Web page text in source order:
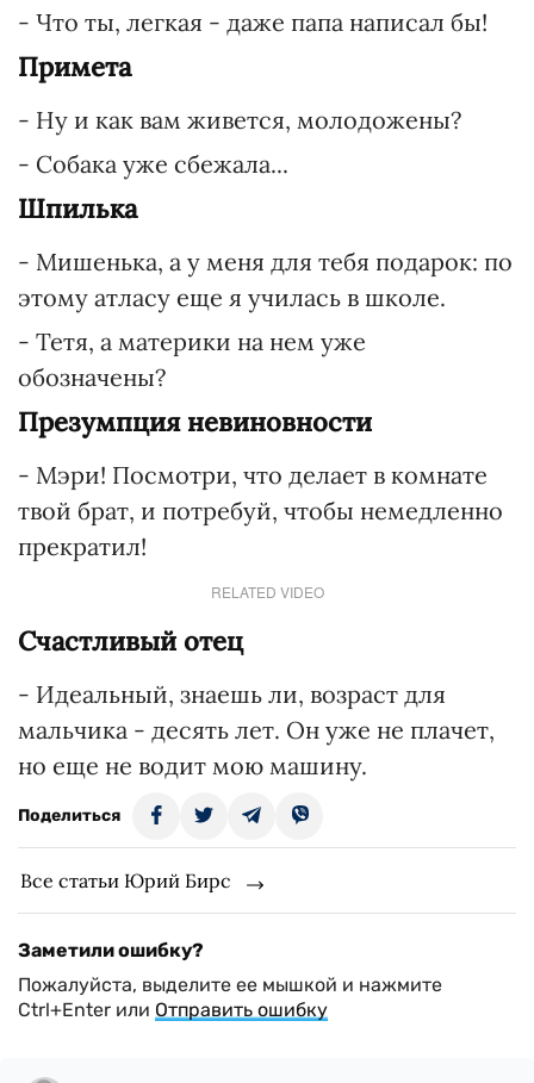
- Что ты, легкая - даже папа написал бы!
Примета
- Ну и как вам живется, молодожены?
- Собака уже сбежала...
Шпилька
- Мишенька, а у меня для тебя подарок: по
этому атласу еще я училась в школе.
- Тетя, а материки на нем уже
обозначены?
Презумпция невиновности
- Мэри! Посмотри, что делает в комнате
твой брат, и потребуй, чтобы немедленно
прекратил!
RELATED VIDEO
Счастливый отец
- Идеальный, знаешь ли, возраст для
мальчика - десять лет. Он уже не плачет,
но еще не водит мою машину.
Поделиться
Все статьи Юрий Бирс
Заметили ошибку?
Пожалуйста, выделите ее мышкой и нажмите
Ctrl+Enter или Отправить ошибку